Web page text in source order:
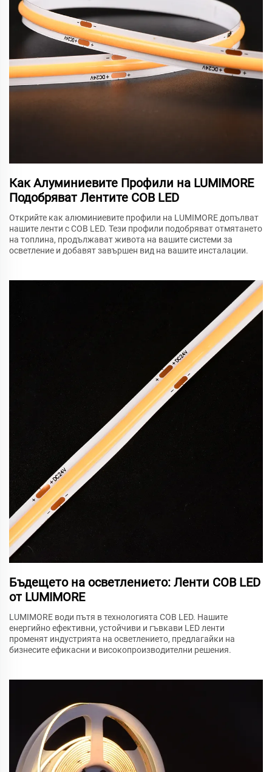
Как Алуминиевите Профили на LUMIMORE
Подобряват Лентите COB LED
Открийте как алюминиевите профили на LUMIMORE допълват
нашите ленти с COB LED. Тези профили подобряват отмятането
на топлина, продължават живота на вашите системи за
осветление и добавят завършен вид на вашите инсталации.
Бъдещето на осветлението: Ленти COB LED
от LUMIMORE
LUMIMORE води пътя в технологията COB LED. Нашите
енергийно ефективни, устойчиви и гъвкави LED ленти
променят индустрията на осветлението, предлагайки на
бизнесите ефикасни и високопроизводителни решения.